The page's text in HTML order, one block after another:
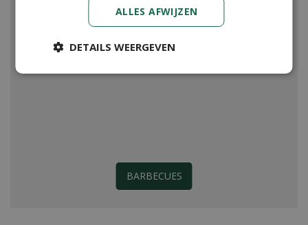
BARBECUES
ALLES AFWIJZEN
DETAILS WEERGEVEN